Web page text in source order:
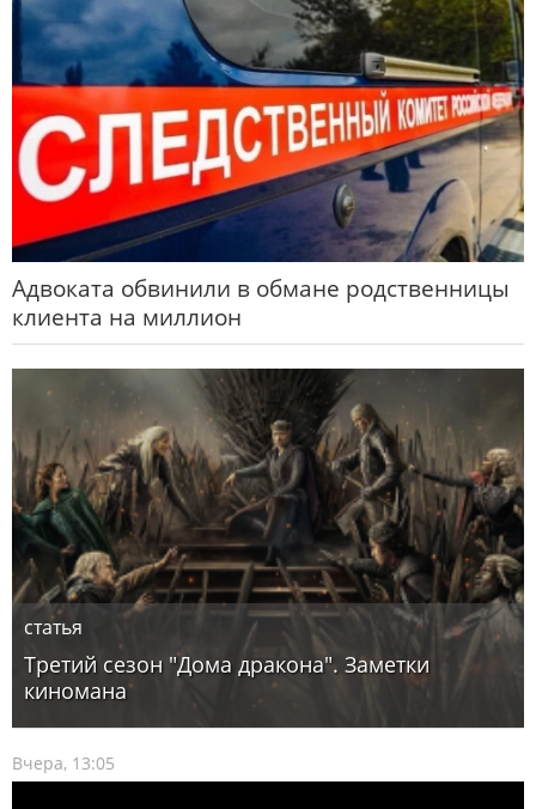
Адвоката обвинили в обмане родственницы
клиента на миллион
статья
Третий сезон "Дома дракона". Заметки
киномана
Вчера, 13:05